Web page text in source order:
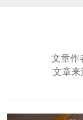
文章作
文章来